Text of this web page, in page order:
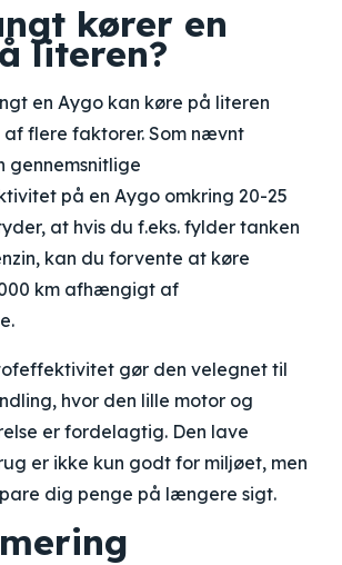
kører en
literen?
en Aygo kan køre på literen
flere faktorer. Som nævnt
gennemsnitlige
på en Aygo omkring 20-25
at hvis du f.eks. fylder tanken
kan du forvente at køre
km afhængigt af
gør den velegnet til
hvor den lille motor og
er fordelagtig. Den lave
er ikke kun godt for miljøet, men
dig penge på længere sigt.